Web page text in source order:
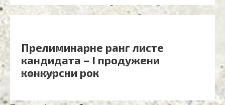
Прелиминарне ранг листе
кандидата – I продужени
конкурсни рок
14. јул 2026.